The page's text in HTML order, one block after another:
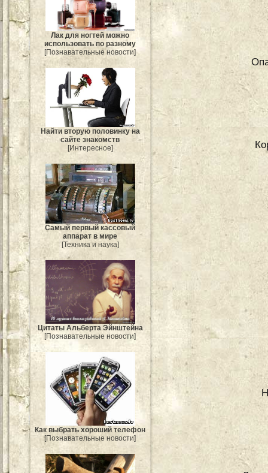
Лак для ногтей можно
использовать по разному
[Познавательные новости]
Найти вторую половинку на
сайте знакомств
[Интересное]
Самый первый кассовый
аппарат в мире
[Техника и наука]
Цитаты Альберта Эйнштейна
[Познавательные новости]
Как выбрать хороший телефон
[Познавательные новости]